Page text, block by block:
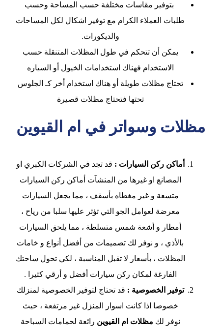
بتوفير مقاسات مختلفة حسب المساحة وحسب
طلبات العملاء الكرام مع توفير اشكال لكل المساحات
والديكورات.
يمكن أن تتحكم في طول المظلات المتنقلة حسب
الاستخدام فهناك استخدامات الخيول أو السياره
تحتاج مظلات طويلة أو هناك استخدام أخر كـ الجلوس
تحتها فتحتاج مظلات قصيرة
مظلات وسواتر في ام القيوين
أماكن ركن السيارات : قد تجد في الشركات الكبري او
المصانع او غيرها من المنشآت أماكن ركن السيارات
متسعة و غير مغطاه بأسقف ، مما يجعل السيارات
معرضة لعوامل الجو التي تؤثر عليها سلبا من رياح ،
أمطار و أشعة شمس متسلطة ، مما يلحق السيارات
بالأذي ، و نوفر لك تصميمات من أفضل أنواع و خامات
المظلات ، بأسعار لا تقبل المناسبة ، لكي تحول ساحتك
الفارغة لمكان ركن سيارات أفضل و أرقي كثيرا .
توفير الخصوصية : قد تحتاج لتوفير الخصوصية لمنزلك
خصوصا اذا كانت اسوار المنزل غير مرتفعة ، حيث
نوفر لك مظلات ام القيوين رائعة لحمامات السباحة